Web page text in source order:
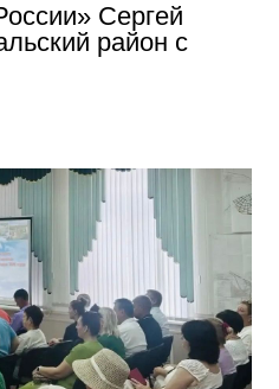
Сергей
район с